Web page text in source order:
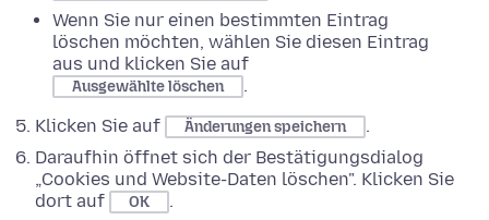
Wenn Sie nur einen bestimmten Eintrag
löschen möchten, wählen Sie diesen Eintrag
aus und klicken Sie auf
Ausgewählte löschen
.
Klicken Sie auf
Änderungen speichern
.
Daraufhin öffnet sich der Bestätigungsdialog
„Cookies und Website-Daten löschen". Klicken Sie
dort auf
OK
.